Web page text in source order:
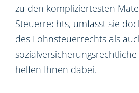
zu den kompliziertesten
Steuerrechts, umfasst sie
des Lohnsteuerrechts als
helfen Ihnen dabei.